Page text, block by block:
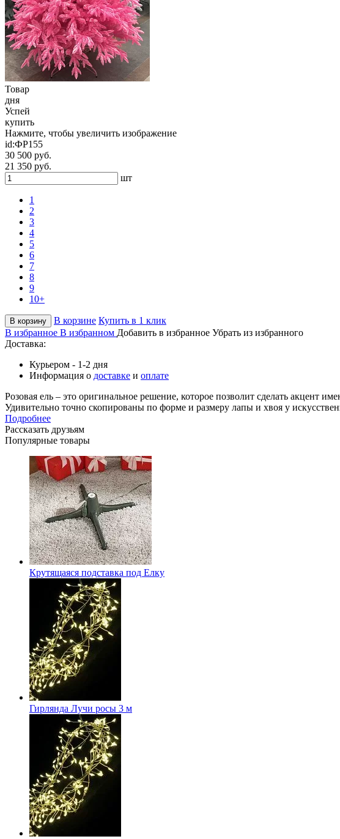
Товар
дня
Успей
купить
Нажмите, чтобы увеличить изображение
id:ФР155
30 500 руб.
21 350 руб.
шт
1
2
3
4
5
6
7
8
9
10+
В корзину В корзине Купить в 1 клик
В избранное В избранном Добавить в избранное Убрать из избранного
Доставка:
Курьером - 1-2 дня
Информация о доставке и оплате
Розовая ель – это оригинальное решение, которое позволит сделать
Удивительно точно скопированы по форме и размеру лапы и хвоя у
Подробнее
Рассказать друзьям
Популярные товары
Крутящаяся подставка под Елку
Гирлянда Лучи росы 3 м